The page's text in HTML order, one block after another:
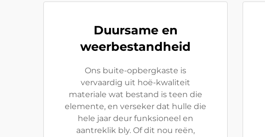
Duursame en
weerbestandheid
Ons buite-opbergkaste is
vervaardig uit hoë-kwaliteit
materiale wat bestand is teen die
elemente, en verseker dat hulle die
hele jaar deur funksioneel en
aantreklik bly. Of dit nou reën,